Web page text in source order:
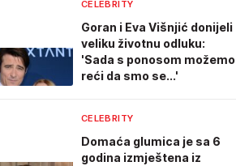
CELEBRITY
Goran i Eva Višnjić donijeli
veliku životnu odluku:
'Sada s ponosom možemo
reći da smo se...'
CELEBRITY
Domaća glumica je sa 6
godina izmještena iz